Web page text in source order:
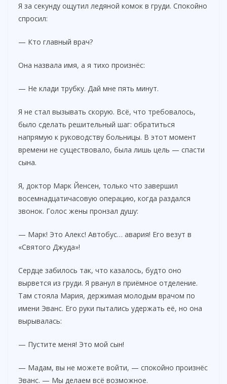
Я за секунду ощутил ледяной комок в груди. Спокойно
спросил:
— Кто главный врач?
Она назвала имя, а я тихо произнёс:
— Не клади трубку. Дай мне пять минут.
Я не стал вызывать скорую. Всё, что требовалось,
было сделать решительный шаг: обратиться
напрямую к руководству больницы. В этот момент
времени не существовало, была лишь цель — спасти
сына.
Я, доктор Марк Йенсен, только что завершил
восемнадцатичасовую операцию, когда раздался
звонок. Голос жены пронзал душу:
— Марк! Это Алекс! Автобус… авария! Его везут в
«Святого Джуда»!
Сердце забилось так, что казалось, будто оно
вырвется из груди. Я рванул в приёмное отделение.
Там стояла Мария, держимая молодым врачом по
имени Эванс. Его руки пытались удержать её, но она
вырывалась:
— Пустите меня! Это мой сын!
— Мадам, вы не можете войти, — спокойно произнёс
Эванс. — Мы делаем всё возможное.